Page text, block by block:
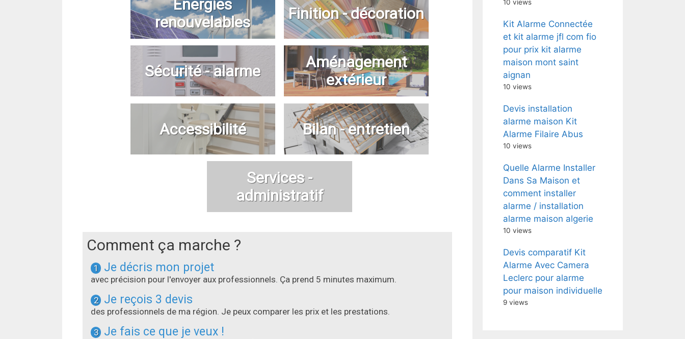
Energies
renouvelables
Finition - décoration
Sécurité - alarme
Aménagement
extérieur
Accessibilité Bilan - entretien
Services -
administratif
Comment ça marche ?
1 Je décris mon projet
avec précision pour l'envoyer aux professionnels. Ça prend 5 minutes maximum.
2 Je reçois 3 devis
des professionnels de ma région. Je peux comparer les prix et les prestations.
3 Je fais ce que je veux !
10 views
Kit Alarme Connectée
et kit alarme jfl com fio
pour prix kit alarme
maison mont saint
aignan
10 views
Devis installation
alarme maison Kit
Alarme Filaire Abus
10 views
Quelle Alarme Installer
Dans Sa Maison et
comment installer
alarme / installation
alarme maison algerie
10 views
Devis comparatif Kit
Alarme Avec Camera
Leclerc pour alarme
pour maison individuelle
9 views